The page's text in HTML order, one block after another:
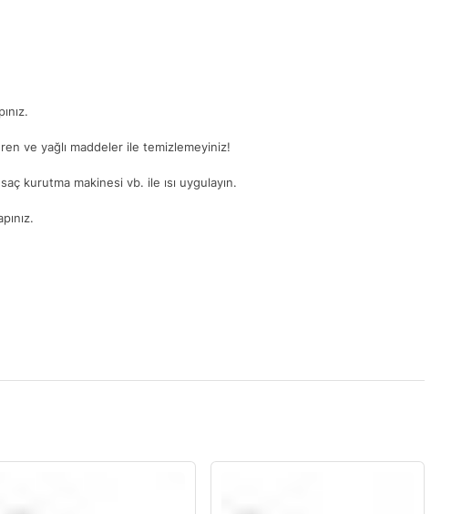
ve yağlı maddeler ile temizlemeyiniz!
kurutma makinesi vb. ile ısı uygulayın.